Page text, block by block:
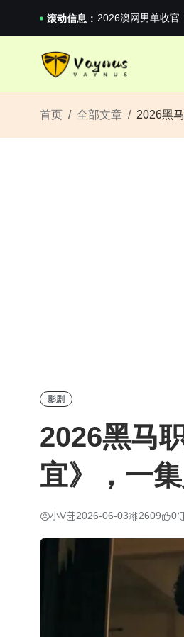
滚动信息： 2026澳网男单收官
《巅峰守卫
2026澳网男单收官
首页 全部文章 2026黑
影剧
2026黑马
宜》，一集
小V 2026-06-03 2609 0